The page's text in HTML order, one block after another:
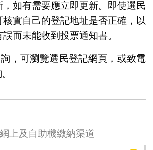
，如有需要應立即更新。即使選民
實自己的登記地址是否正確，以
而未能收到投票通知書。
，可瀏覽選民登記網頁，或致電
上及自助機繳納渠道